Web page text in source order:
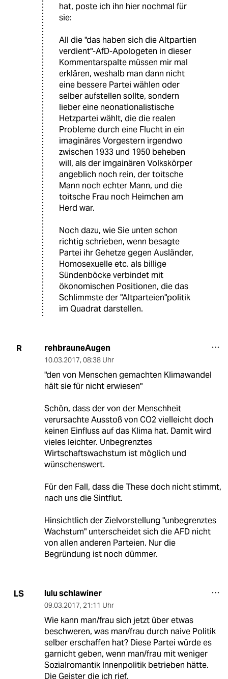
hat, poste ich ihn hier nochmal für
sie:
All die "das haben sich die Altpartien
verdient"-AfD-Apologeten in dieser
Kommentarspalte müssen mir mal
erklären, weshalb man dann nicht
eine bessere Partei wählen oder
selber aufstellen sollte, sondern
lieber eine neonationalistische
Hetzpartei wählt, die die realen
Probleme durch eine Flucht in ein
imaginäres Vorgestern irgendwo
zwischen 1933 und 1950 beheben
will, als der imgainären Volkskörper
angeblich noch rein, der toitsche
Mann noch echter Mann, und die
toitsche Frau noch Heimchen am
Herd war.
Noch dazu, wie Sie unten schon
richtig schrieben, wenn besagte
Partei ihr Gehetze gegen Ausländer,
Homosexuelle etc. als billige
Sündenböcke verbindet mit
ökonomischen Positionen, die das
Schlimmste der "Altparteien"politik
im Quadrat darstellen.
R rehbrauneAugen
10.03.2017, 08:38 Uhr
"den von Menschen gemachten Klimawandel
hält sie für nicht erwiesen"
Schön, dass der von der Menschheit
verursachte Ausstoß von CO2 vielleicht doch
keinen Einfluss auf das Klima hat. Damit wird
vieles leichter. Unbegrenztes
Wirtschaftswachstum ist möglich und
wünschenswert.
Für den Fall, dass die These doch nicht stimmt,
nach uns die Sintflut.
Hinsichtlich der Zielvorstellung "unbegrenztes
Wachstum" unterscheidet sich die AFD nicht
von allen anderen Parteien. Nur die
Begründung ist noch dümmer.
LS lulu schlawiner
09.03.2017, 21:11 Uhr
Wie kann man/frau sich jetzt über etwas
beschweren, was man/frau durch naive Politik
selber erschaffen hat? Diese Partei würde es
garnicht geben, wenn man/frau mit weniger
Sozialromantik Innenpolitik betrieben hätte.
Die Geister die ich rief.